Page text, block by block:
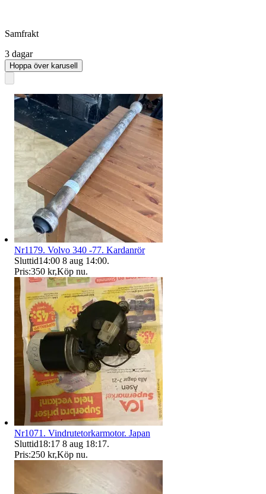
Samfrakt
3 dagar
Hoppa över karusell
Nr1179. Volvo 340 -77. Kardanrör
Sluttid14:00 8 aug 14:00.
Pris:350 kr,Köp nu.
Nr1071. Vindrutetorkarmotor. Japan
Sluttid18:17 8 aug 18:17.
Pris:250 kr,Köp nu.